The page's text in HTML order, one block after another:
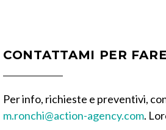
CONTATTAMI PER
Per info, richieste e preventivi,
m.ronchi@action-agency.com.